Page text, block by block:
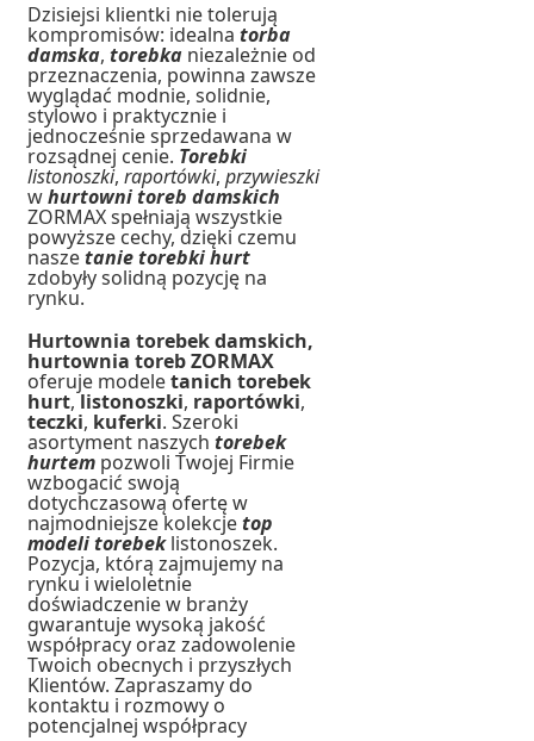
Dzisiejsi klientki nie tolerują
kompromisów: idealnatorba
damska,torebka niezależnie od
przeznaczenia, powinna zawsze
wyglądać modnie, solidnie,
stylowo i praktycznie i
jednocześnie sprzedawana w
rozsądnej cenie. Torebki
listonoszki,raportówki,przywieszki
whurtowni toreb damskich
ZORMAX spełniają wszystkie
powyższe cechy, dzięki czemu
naszetanie torebki hurt
zdobyły solidną pozycję na
rynku.
Hurtownia torebek damskich,
hurtownia toreb ZORMAX
oferuje modeletanich torebek
hurt,listonoszki, raportówki,
teczki, kuferki. Szeroki
asortyment naszychtorebek
hurtem pozwoli Twojej Firmie
wzbogacić swoją
dotychczasową ofertę w
najmodniejsze kolekcjetop
modeli torebeklistonoszek.
Pozycja, którą zajmujemy na
rynku i wieloletnie
doświadczenie w branży
gwarantuje wysoką jakość
współpracy oraz zadowolenie
Twoich obecnych i przyszłych
Klientów. Zapraszamy do
kontaktu i rozmowy o
potencjalnej współpracy